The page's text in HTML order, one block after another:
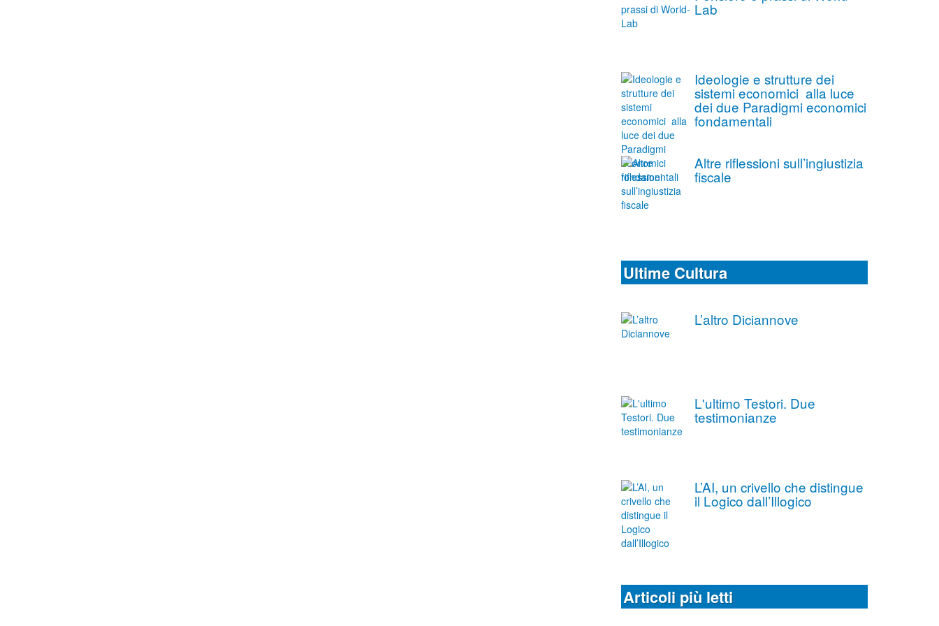
Lab
Ideologie e strutture dei
sistemi economici alla luce
dei due Paradigmi economici
fondamentali
Altre riflessioni sull’ingiustizia
fiscale
Ultime Cultura
L’altro Diciannove
L'ultimo Testori. Due
testimonianze
L’AI, un crivello che distingue
il Logico dall’Illogico
Articoli più letti